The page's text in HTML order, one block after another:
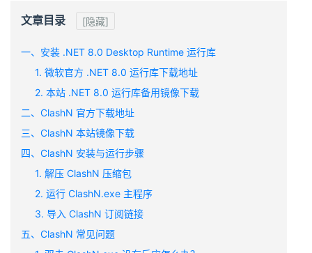
文章目录 [隐藏]
一、安装 .NET 8.0 Desktop Runtime 运行库
1. 微软官方 .NET 8.0 运行库下载地址
2. 本站 .NET 8.0 运行库备用镜像下载
二、ClashN 官方下载地址
三、ClashN 本站镜像下载
四、ClashN 安装与运行步骤
1. 解压 ClashN 压缩包
2. 运行 ClashN.exe 主程序
3. 导入 ClashN 订阅链接
五、ClashN 常见问题